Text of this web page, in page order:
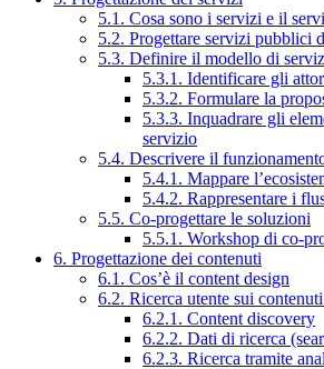
5.1. Cosa sono i servizi e il
5.2. Progettare servizi pubblici
5.3. Definire il modello di
5.3.1. Identificare gli
5.3.2. Formulare la
5.3.3. Inquadrare gli
servizio
5.4. Descrivere il
5.4.1. Mappare
5.4.2. Rappresentare i
5.5. Co-progettare le soluzioni
5.5.1. Workshop di co-
6. Progettazione dei contenuti
6.1. Cos’è il content design
6.2. Ricerca utente sui
6.2.1. Content discovery
6.2.2. Dati di ricerca
6.2.3. Ricerca tramite